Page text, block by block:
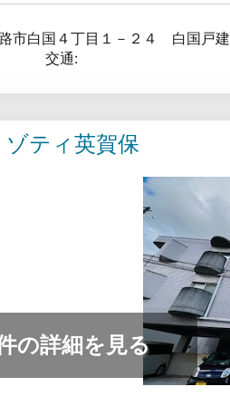
市白国４丁目１－２４ 白国戸建
交通:
ゾティ英賀保
の詳細を見る